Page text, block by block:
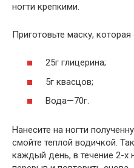
ногти крепкими.
Приготовьте маску,
25г глицерина;
5г квасцов;
Вода—70г.
Нанесите на ногти
смойте теплой водичкой.
каждый день, в течение 2-х